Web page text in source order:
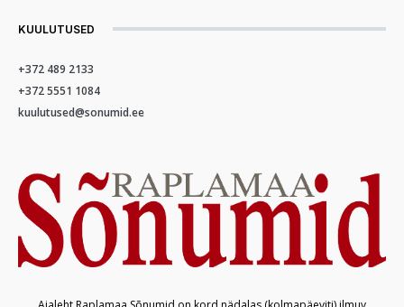
KUULUTUSED
+372 489 2133
+372 5551 1084
kuulutused@sonumid.ee